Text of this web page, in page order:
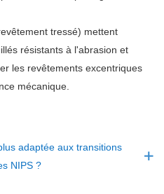
tressé) mettent
résistants à l'abrasion et
les revêtements excentriques
mécanique.
adaptée aux transitions
NIPS ?